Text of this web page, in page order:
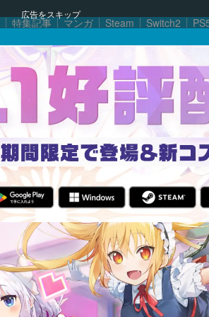
広告をスキップ
特集記事 マンガ Steam Switch2